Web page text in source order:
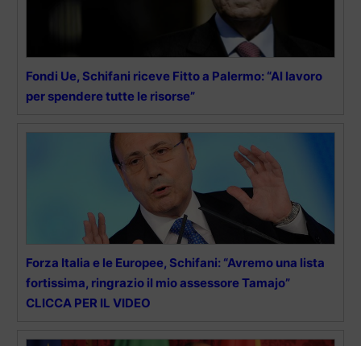
Fondi Ue, Schifani riceve Fitto a Palermo: “Al lavoro
per spendere tutte le risorse”
Forza Italia e le Europee, Schifani: “Avremo una lista
fortissima, ringrazio il mio assessore Tamajo”
CLICCA PER IL VIDEO